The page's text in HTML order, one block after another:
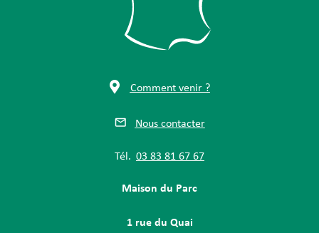
Comment venir ?
Nous contacter
Tél. 03 83 81 67 67
Maison du Parc
1 rue du Quai